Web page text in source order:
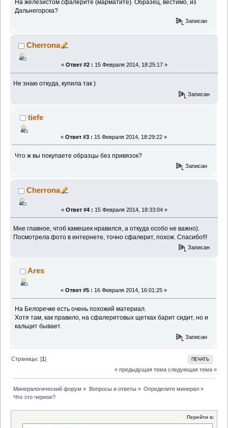
На железистом сфалерите (марматите). Образец, вестимо, из
Дальнегорска?
Записан
Cherrona
« Ответ #2 : 15 Февраля 2014, 18:25:17 »
Не знаю откуда, купила так )
Записан
tiefe
« Ответ #3 : 15 Февраля 2014, 18:29:22 »
Что ж вы покупаете образцы без привязок?
Записан
Cherrona
« Ответ #4 : 15 Февраля 2014, 18:33:04 »
Мне главное, чтоб камешек нравился, а откуда особо не важно).
Посмотрела фото в интернете, точно сфалерит, похож. Спасибо!!!
Записан
Ares
« Ответ #5 : 16 Февраля 2014, 16:01:25 »
На Белоречке есть очень похожий материал.
Хотя там, как правило, на сфалеритовых щетках барит сидит, но и
кальцит бывает.
Записан
ПЕЧАТЬ
Страницы: [1]
« предыдущая тема следующая тема »
Минералогический форум » Вопросы и ответы» Определите минерал»
Что это черное?
Перейти в: